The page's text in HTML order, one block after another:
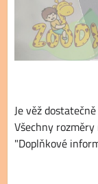
Je věž
Všechny
"Doplňkové